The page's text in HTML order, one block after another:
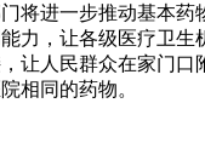
将进一步推动基本药
力，让各级医疗卫生
让人民群众在家门口
相同的药物。